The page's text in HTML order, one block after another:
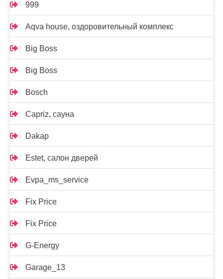
999
Aqva house, оздоровительный комплекс
Big Boss
Big Boss
Bosch
Capriz, сауна
Dakap
Estet, салон дверей
Evpa_ms_service
Fix Price
Fix Price
G-Energy
Garage_13